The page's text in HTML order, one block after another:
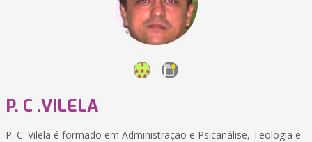
P. C .VILELA
P. C. Vilela é formado em Administração e Psicanálise, Teologia e